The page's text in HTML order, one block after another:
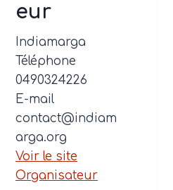
eur
Indiamarga
Téléphone
0490324226
E-mail
contact@indiam
arga.org
Voir le site
Organisateur